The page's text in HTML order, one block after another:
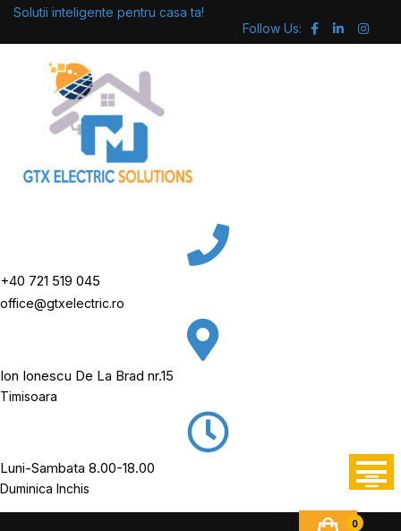
Skip
content
Solutii inteligente pentru casa ta!
Follow Us:
+40 721 519 045
office@gtxelectric.ro
Ion Ionescu De La Brad nr.15
Timisoara
Luni-Sambata 8.00-18.00
Duminica Inchis
0